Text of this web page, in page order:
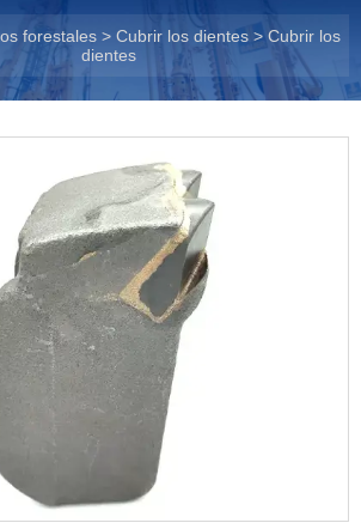
forestales > Cubrir los dientes > Cubrir los
dientes